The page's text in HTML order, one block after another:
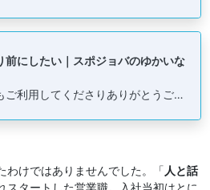
前にしたい｜スポジョバのゆかいな
ご利用してくださりありがとうご…
わけではありませんでした。「 人と話